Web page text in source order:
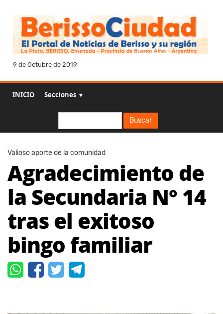
9 de Octubre de 2019
INICIO Secciones ▼
Buscar
Valioso aporte de la comunidad
Agradecimiento de
la Secundaria N° 14
tras el exitoso
bingo familiar